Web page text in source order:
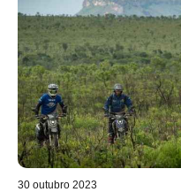
30 outubro 2023